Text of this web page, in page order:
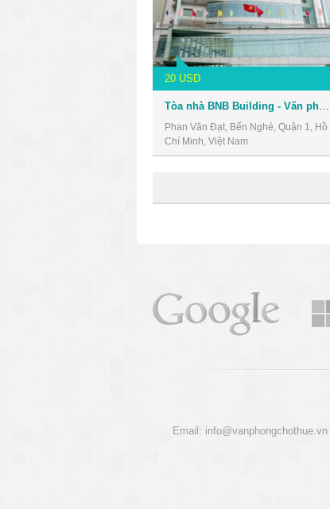
20 USD
Phan Văn Đạt, Bến Nghé, Quận 1, Hồ
Chí Minh, Việt Nam
Email: info@vanphongchothue.vn